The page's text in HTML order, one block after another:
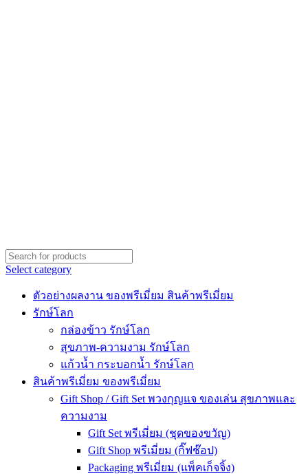
Select category
ตัวอย่างผลงาน ของพรีเมี่ยม สินค้าพรีเมี่ยม
รักษ์โลก
กล่องข้าว รักษ์โลก
สุขภาพ-ความงาม รักษ์โลก
แก้วน้ำ กระบอกน้ำ รักษ์โลก
สินค้าพรีเมี่ยม ของพรีเมี่ยม
Gift Shop / Gift Set พวงกุญแจ ของเล่น สุขภาพและ
ความงาม
Gift Set พรีเมี่ยม (ชุดของขวัญ)
Gift Shop พรีเมี่ยม (กิ๊ฟช๊อป)
Packaging พรีเมี่ยม (แพ็คเก็จจิ้ง)